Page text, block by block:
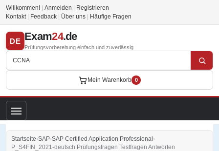
Willkommen! Anmelden
Registrieren
Kontakt
Feedback Über uns Häufige Fragen
DE Exam24.de
Prüfungsvorbereitung einfach und zuverlässig
Mein Warenkorb 0
Startseite›SAP›SAP Certified Application Professional ›
P_S4FIN_2021-deutsch Prüfungsfragen Testfragen Antworten